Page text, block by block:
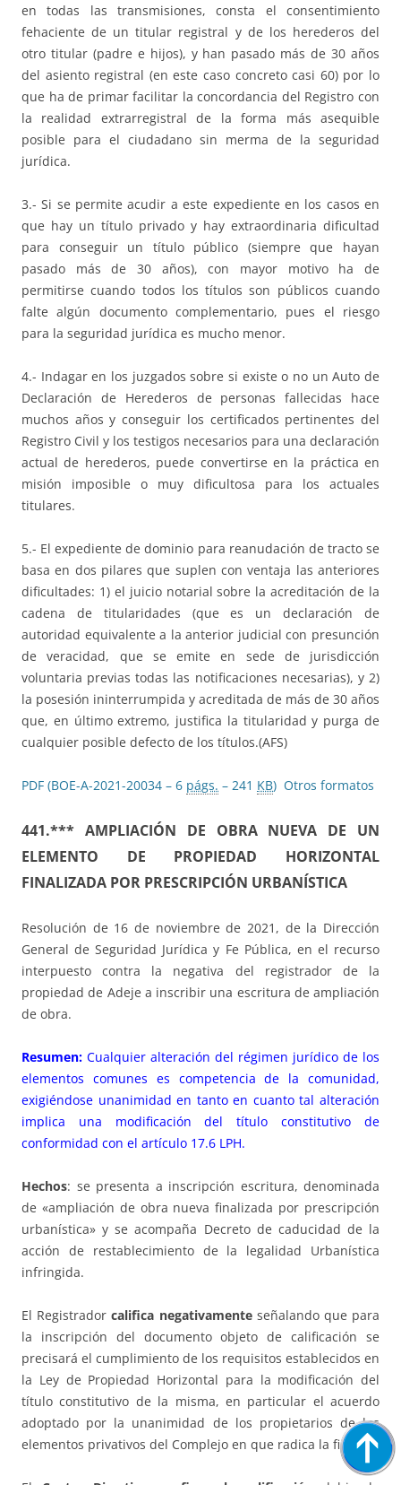
en todas las transmisiones, consta el consentimiento
fehaciente de un titular registral y de los herederos del
otro titular (padre e hijos), y han pasado más de 30 años
del asiento registral (en este caso concreto casi 60) por lo
que ha de primar facilitar la concordancia del Registro con
la realidad extrarregistral de la forma más asequible
posible para el ciudadano sin merma de la seguridad
jurídica.
3.- Si se permite acudir a este expediente en los casos en
que hay un título privado y hay extraordinaria dificultad
para conseguir un título público (siempre que hayan
pasado más de 30 años), con mayor motivo ha de
permitirse cuando todos los títulos son públicos cuando
falte algún documento complementario, pues el riesgo
para la seguridad jurídica es mucho menor.
4.- Indagar en los juzgados sobre si existe o no un Auto de
Declaración de Herederos de personas fallecidas hace
muchos años y conseguir los certificados pertinentes del
Registro Civil y los testigos necesarios para una declaración
actual de herederos, puede convertirse en la práctica en
misión imposible o muy dificultosa para los actuales
titulares.
5.- El expediente de dominio para reanudación de tracto se
basa en dos pilares que suplen con ventaja las anteriores
dificultades: 1) el juicio notarial sobre la acreditación de la
cadena de titularidades (que es un declaración de
autoridad equivalente a la anterior judicial con presunción
de veracidad, que se emite en sede de jurisdicción
voluntaria previas todas las notificaciones necesarias), y 2)
la posesión ininterrumpida y acreditada de más de 30 años
que, en último extremo, justifica la titularidad y purga de
cualquier posible defecto de los títulos.(AFS)
PDF (BOE-A-2021-20034 – 6 págs. – 241 KB) Otros formatos
441.*** AMPLIACIÓN DE OBRA NUEVA DE UN
ELEMENTO DE PROPIEDAD HORIZONTAL
FINALIZADA POR PRESCRIPCIÓN URBANÍSTICA
Resolución de 16 de noviembre de 2021, de la Dirección
General de Seguridad Jurídica y Fe Pública, en el recurso
interpuesto contra la negativa del registrador de la
propiedad de Adeje a inscribir una escritura de ampliación
de obra.
Resumen: Cualquier alteración del régimen jurídico de los
elementos comunes es competencia de la comunidad,
exigiéndose unanimidad en tanto en cuanto tal alteración
implica una modificación del título constitutivo de
conformidad con el artículo 17.6 LPH.
Hechos: se presenta a inscripción escritura, denominada
de «ampliación de obra nueva finalizada por prescripción
urbanística» y se acompaña Decreto de caducidad de la
acción de restablecimiento de la legalidad Urbanística
infringida.
El Registradorcalifica negativamenteseñalando que para
la inscripción del documento objeto de calificación se
precisará el cumplimiento de los requisitos establecidos en
la Ley de Propiedad Horizontal para la modificación del
título constitutivo de la misma, en particular el acuerdo
adoptado por la unanimidad de los propietarios de los
elementos privativos del Complejo en que radica la finca.